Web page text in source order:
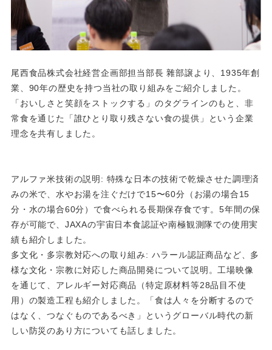
尾西食品株式会社経営企画部担当部長 雜部譲より、1935年創
業、90年の歴史を持つ当社の取り組みをご紹介しました。
「おいしさと笑顔をストックする」のタグラインのもと、非
常食を通じた「誰ひとり取り残さない食の提供」という企業
理念を共有しました。
アルファ米技術の説明: 特殊な日本の技術で乾燥させた調理済
みの米で、水やお湯を注ぐだけで15〜60分（お湯の場合15
分・水の場合60分）で食べられる長期保存食です。5年間の保
存が可能で、JAXAの宇宙日本食認証や南極観測隊での使用実
績も紹介しました。
多文化・多宗教対応への取り組み: ハラール認証商品など、多
様な文化・宗教に対応した商品開発について説明。工場映像
を通じて、アレルギー対応商品（特定原材料等28品目不使
用）の製造工程も紹介しました。「食は人々を分断するので
はなく、つなぐものであるべき」というグローバル時代の新
しい防災のあり方についても話しました。